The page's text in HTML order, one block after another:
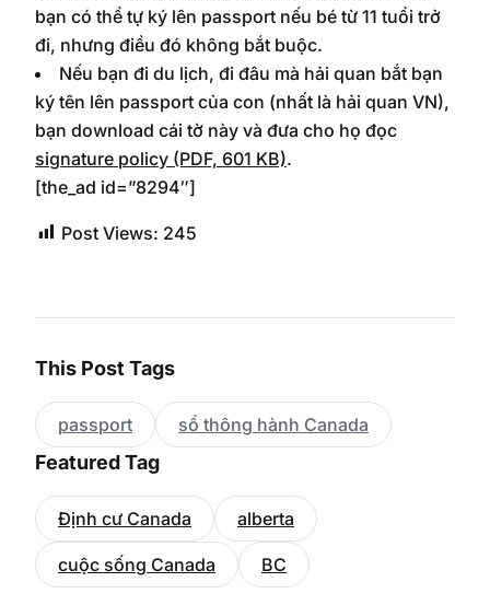
bạn có thể tự ký lên passport nếu bé từ 11 tuổi trở
đi, nhưng điều đó không bắt buộc.
Nếu bạn đi du lịch, đi đâu mà hải quan bắt bạn
ký tên lên passport của con (nhất là hải quan VN),
bạn download cái tờ này và đưa cho họ đọc
signature policy (PDF, 601 KB).
[the_ad id=”8294″]
Post Views: 245
This Post Tags
passport sổ thông hành Canada
Featured Tag
Định cư Canada alberta
cuộc sống Canada BC